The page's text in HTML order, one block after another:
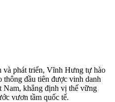
và phát triển, Vĩnh Hưng tự hào
thông đầu tiên được vinh danh
Nam, khẳng định vị thế vững
vươn tầm quốc tế.